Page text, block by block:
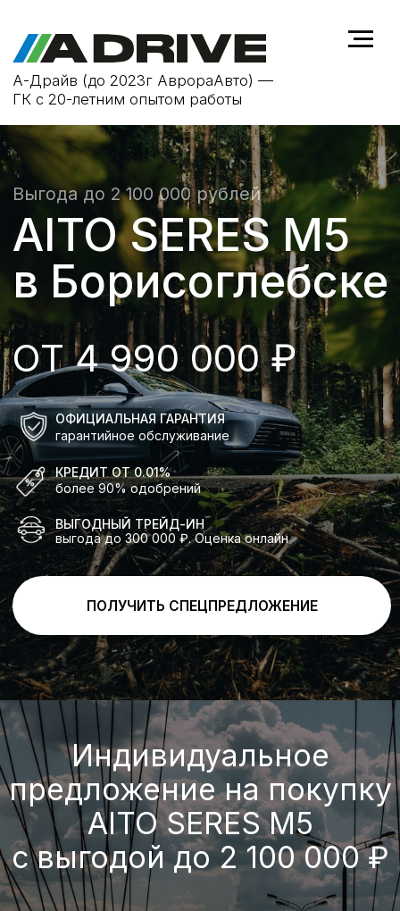
А-Драйв (до 2023г АврораАвто) —
AITO SERES M5
в Борисоглебске
Выгода до 2 100 000 рублей
ПОЛУЧИТЬ СПЕЦПРЕДЛОЖЕНИЕ
ОТ 4 990 000 ₽
ОФИЦИАЛЬНАЯ ГАРАНТИЯ
гарантийное обслуживание
КРЕДИТ ОТ 0.01%
более 90% одобрений
ВЫГОДНЫЙ ТРЕЙД-ИН
выгода до 300 000 ₽. Оценка онлайн
ПОЛУЧИТЬ СПЕЦПРЕДЛОЖЕНИЕ
Индивидуальное
предложение на покупку
с выгодой до 2 100 000 ₽
Выгода по трейд-ин